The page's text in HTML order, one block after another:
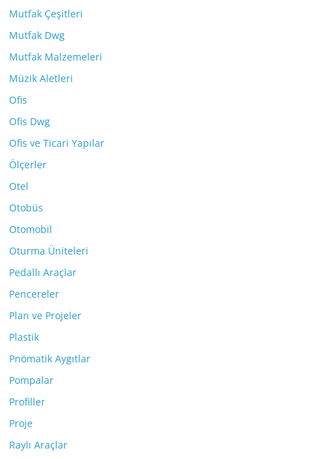
Mutfak Çeşitleri
Mutfak Dwg
Mutfak Malzemeleri
Müzik Aletleri
Ofis
Ofis Dwg
Ofis ve Ticari Yapılar
Ölçerler
Otel
Otobüs
Otomobil
Oturma Üniteleri
Pedallı Araçlar
Pencereler
Plan ve Projeler
Plastik
Pnömatik Aygıtlar
Pompalar
Profiller
Proje
Raylı Araçlar